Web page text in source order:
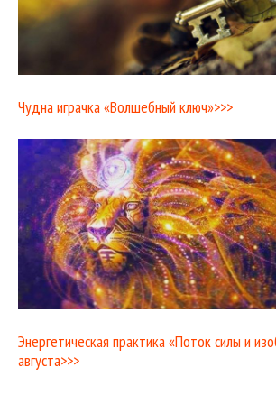
Чудна играчка «Волшебный ключ»>>>
Энергетическая практика «Поток силы и
августа>>>